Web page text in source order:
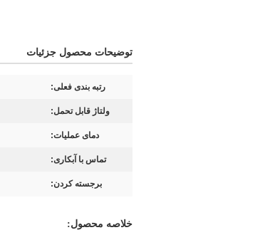
توضیحات محصول جزئیات
رتبه بندی فعلی:
ولتاژ قابل تحمل:
دمای عملیات:
تماس با آبکاری:
برجسته کردن:
خلاصه محصول: